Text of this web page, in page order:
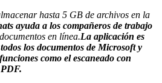
hasta 5 GB de archivos en la
ayuda a los compañeros de trabajo
en línea.La aplicación es
los documentos de Microsoft y
como el escaneado con